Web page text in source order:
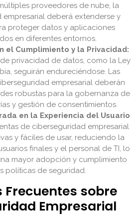
proveedores de nube, la
empresarial deberá extenderse y
proteger datos y aplicaciones
en diferentes entornos.
el Cumplimiento y la Privacidad:
privacidad de datos, como la Ley
seguirán endureciéndose. Las
empresarial deberán
robustas para la gobernanza de
y gestión de consentimientos.
en la Experiencia del Usuario
de ciberseguridad empresarial
y fáciles de usar, reduciendo la
finales y el personal de TI, lo
mayor adopción y cumplimiento
políticas de seguridad.
Frecuentes sobre
Empresarial